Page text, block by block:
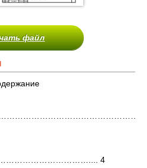
файл
4